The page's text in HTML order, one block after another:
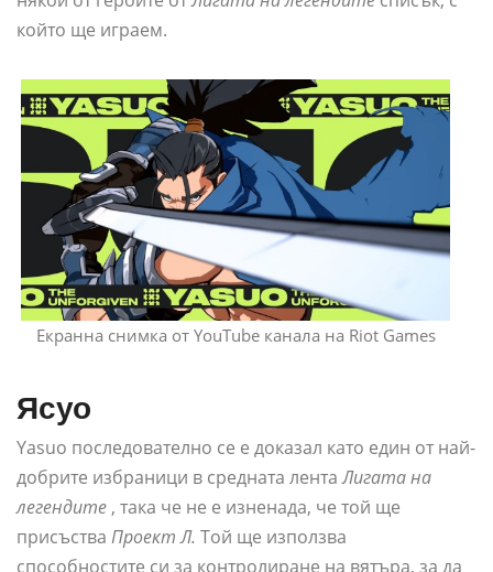
който ще играем.
Екранна снимка от YouTube канала на Riot Games
Ясуо
Yasuo последователно се е доказал като един от най-
добрите избраници в средната лентаЛигата на
легендите , така че не е изненада, че той ще
присъства Проект Л. Той ще използва
способностите си за контролиране на вятъра, за да